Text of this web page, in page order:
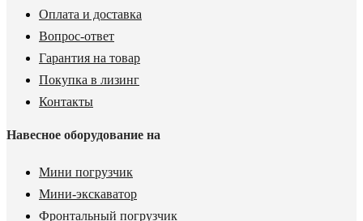
Оплата и доставка
Вопрос-ответ
Гарантия на товар
Покупка в лизинг
Контакты
Навесное оборудование на
Мини погрузчик
Мини-экскаватор
Фронтальный погрузчик